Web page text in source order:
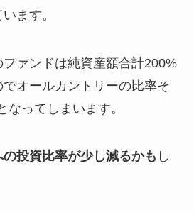
ます。
ァンドは純資産額合計200%
オールカントリーの比率そ
ってしまいます。
投資比率が少し減るかも し